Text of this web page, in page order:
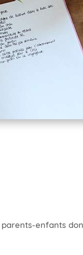
enfants